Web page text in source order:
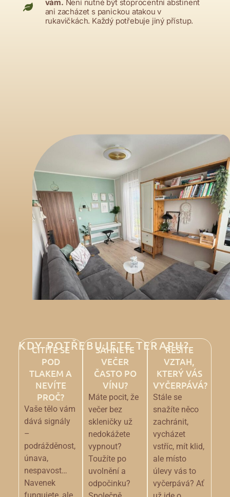
vám. Není nutné být stoprocentní abstinent
ani zacházet s panickou atakou v
rukavičkách. Každý potřebuje jiný přístup.
KDY POTŘEBUJETE TERAPII?
CÍTÍTE SE
POD
TLAKEM A
NEVÍTE
PROČ?
Vaše tělo vám
dává signály
–
podrážděnost,
únava,
nespavost…
Navenek
SÁHNETE
VEČER
ČASTO PO
VÍNU?
Máte pocit, že
večer bez
skleničky už
nedokážete
vypnout?
Toužíte po
uvolnění a
odpočinku?
ŘEŠÍTE
VZTAH,
KTERÝ VÁS
VYČERPÁVÁ?
Stále se
snažíte něco
zachránit,
vycházet
vstříc, mít klid,
ale místo
úlevy vás to
vyčerpává? Ať